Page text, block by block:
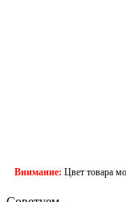
Внимание: Цвет товара